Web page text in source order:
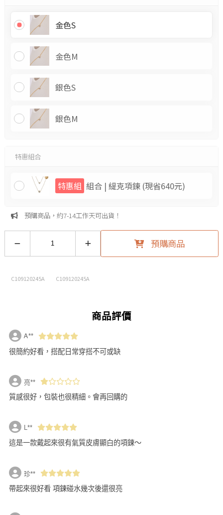
金色S
金色M
銀色S
銀色M
特惠組合
特惠組 組合 | 緹克項鍊 (現省640元)
預購商品，約7-14工作天可出貨！
預購商品
C109120245A C109120245A
商品評價
Ꭺ**
很簡約好看，搭配日常穿搭不可或缺
亮**
質感很好，包裝也很精細。會再回購的
L**
這是一款戴起來很有氣質皮膚顯白的項鍊～
珍**
帶起來很好看 項鍊碰水幾次後還很亮